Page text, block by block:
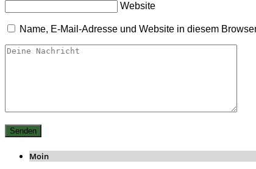
Website
Name, E-Mail-Adresse und Website in diesem
Moin